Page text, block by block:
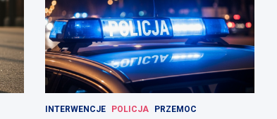
INTERWENCJE POLICJA PRZEMOC